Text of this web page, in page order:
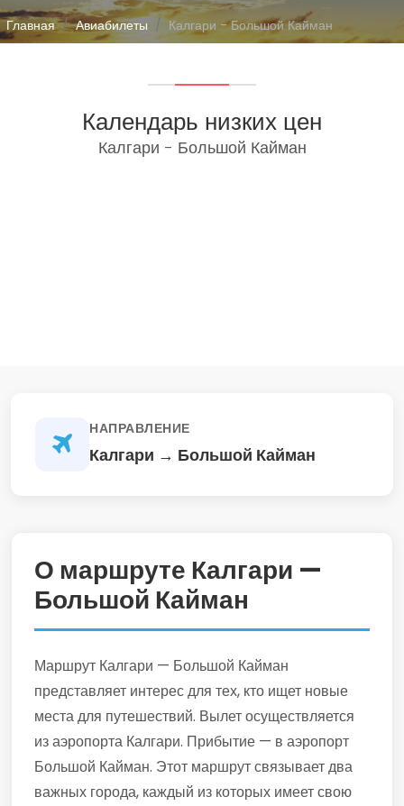
Главная Авиабилеты Калгари - Большой Кайман
Календарь низких цен
Калгари - Большой Кайман
НАПРАВЛЕНИЕ
Калгари → Большой Кайман
О маршруте Калгари —
Большой Кайман
Маршрут Калгари — Большой Кайман
представляет интерес для тех, кто ищет новые
места для путешествий. Вылет осуществляется
из аэропорта Калгари. Прибытие — в аэропорт
Большой Кайман. Этот маршрут связывает два
важных города, каждый из которых имеет свою